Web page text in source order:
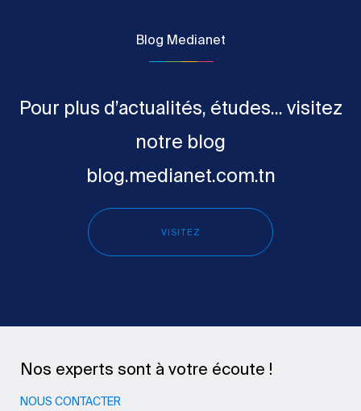
Blog Medianet
Pour plus d’actualités, études... visitez
notre blog
blog.medianet.com.tn
VISITEZ
Nos experts sont à votre écoute !
NOUS CONTACTER